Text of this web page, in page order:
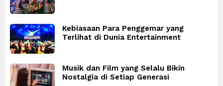
Kebiasaan Para Penggemar yang
Terlihat di Dunia Entertainment
Musik dan Film yang Selalu Bikin
Nostalgia di Setiap Generasi